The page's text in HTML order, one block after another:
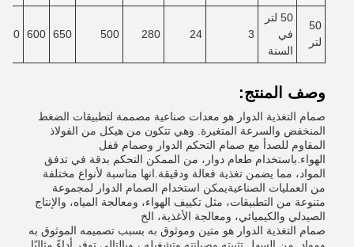
50
لتر
50 لتر
في
السنة
3
24
280
500
650
600
540
وصف المنتج:
صمام التغذية الدوار هو معدات صناعية مصممة لتطبيقات الضغط
المنخفض والسرعة المتغيرة. وهي تتكون من هيكل من الفولاذ
المقاوم للصدأ مع صمام التحكم الدوار وصمام قفل
الهواء.باستخدام طعام دوار، من الممكن التحكم بدقة في تدفق
المواد، مما يضمن تغذية فعالة ودقيقة.انها مناسبة لأنواع مختلفة
من العمليات الصناعيةيمكن استخدام الصمام الدوار لمجموعة
متنوعة من التطبيقات، مثل تكييف الهواء، ومعالجة المياه، والإنتاج
الصيدلي والكيميائي، ومعالجة الأغذية، الخ
صمام التغذية الدوار هو متين وموثوق به بسبب تصميمه الموثوق به